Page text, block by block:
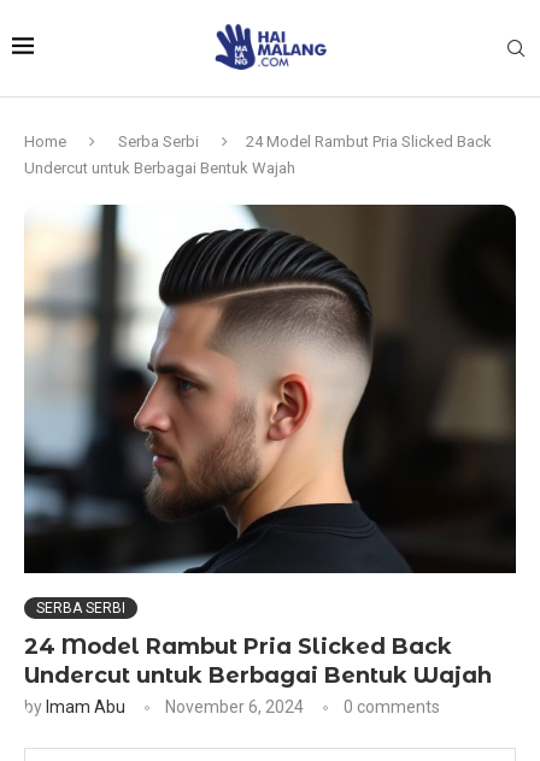
Home Serba Serbi
24 Model Rambut Pria Slicked Back
Undercut untuk Berbagai Bentuk Wajah
SERBA SERBI
24 Model Rambut Pria Slicked Back
Undercut untuk Berbagai Bentuk Wajah
by Imam Abu November 6, 2024 0 comments